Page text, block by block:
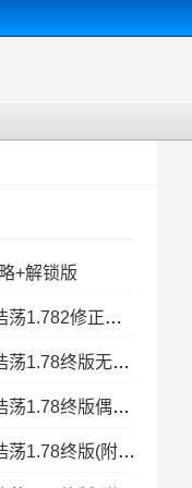
+解锁版
金庸群侠传之武林浩荡1.782修正版无CD无限蓝A闪
金庸群侠传之武林浩荡1.78终版无CD无限蓝
金庸群侠传之武林浩荡1.78终版偶9版
金庸群侠传之武林浩荡1.78终版(附隐藏英雄密码)修改